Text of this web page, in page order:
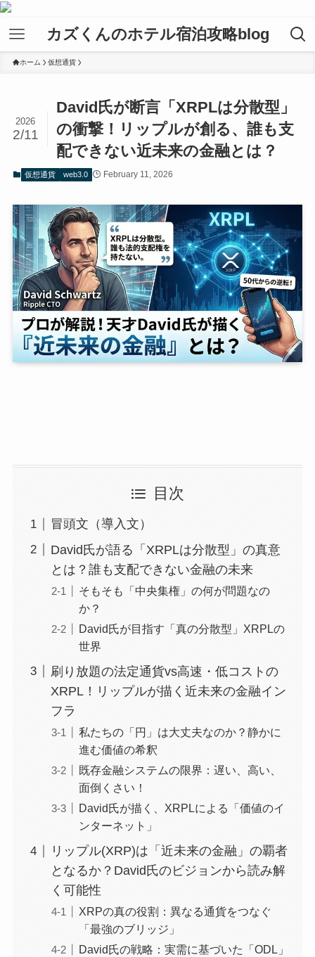
カズくんのホテル宿泊攻略blog
ホーム 仮想通貨
David氏が断言「XRPLは分散型」
の衝撃！リップルが創る、誰も支
配できない近未来の金融とは？
2026
2/11
仮想通貨 web3.0 February 11, 2026
目次
冒頭文（導入文）
David氏が語る「XRPLは分散型」の真意
とは？誰も支配できない金融の未来
そもそも「中央集権」の何が問題なの
か？
David氏が目指す「真の分散型」XRPLの
世界
刷り放題の法定通貨vs高速・低コストの
XRPL！リップルが描く近未来の金融イン
フラ
私たちの「円」は大丈夫なのか？静かに
進む価値の希釈
既存金融システムの限界：遅い、高い、
面倒くさい！
David氏が描く、XRPLによる「価値のイ
ンターネット」
リップル(XRP)は「近未来の金融」の覇者
となるか？David氏のビジョンから読み解
く可能性
XRPの真の役割：異なる通貨をつなぐ
「最強のブリッジ」
David氏の戦略：実需に基づいた「ODL」